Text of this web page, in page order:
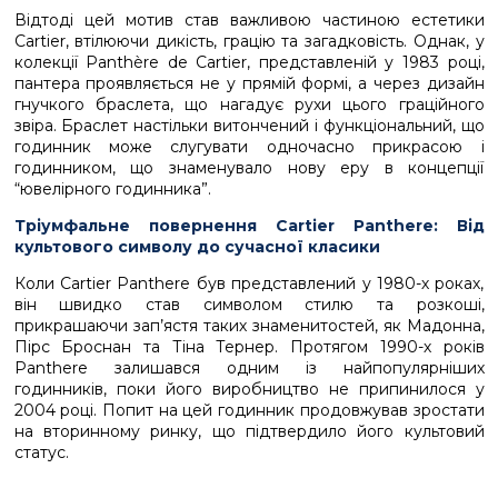
Відтоді цей мотив став важливою частиною естетики
Cartier, втілюючи дикість, грацію та загадковість. Однак, у
колекції Panthère de Cartier, представленій у 1983 році,
пантера проявляється не у прямій формі, а через дизайн
гнучкого браслета, що нагадує рухи цього граційного
звіра. Браслет настільки витончений і функціональний, що
годинник може слугувати одночасно прикрасою і
годинником, що знаменувало нову еру в концепції
“ювелірного годинника”.
Тріумфальне повернення Cartier Panthere: Від
культового символу до сучасної класики
Коли Cartier Panthere був представлений у 1980-х роках,
він швидко став символом стилю та розкоші,
прикрашаючи зап’ястя таких знаменитостей, як Мадонна,
Пірс Броснан та Тіна Тернер. Протягом 1990-х років
Panthere залишався одним із найпопулярніших
годинників, поки його виробництво не припинилося у
2004 році. Попит на цей годинник продовжував зростати
на вторинному ринку, що підтвердило його культовий
статус.